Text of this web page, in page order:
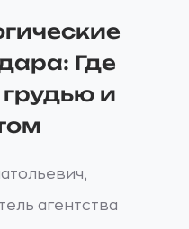
Где
и
агентства